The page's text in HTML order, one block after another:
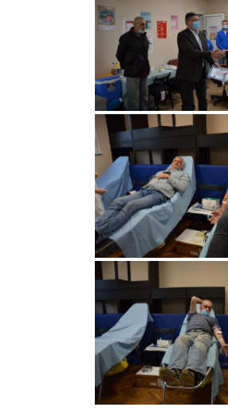
Akcijom
Čukarici
Godina od
Krsta
Akcijom
Čukarici
Godina od
Krsta
Akcijom
Čukarici
Godina od
Krsta